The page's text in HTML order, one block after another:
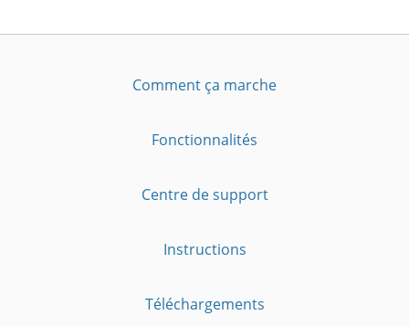
Comment ça marche
Fonctionnalités
Centre de support
Instructions
Téléchargements